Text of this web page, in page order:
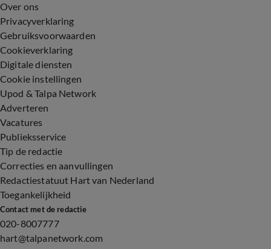
Over ons
Privacyverklaring
Gebruiksvoorwaarden
Cookieverklaring
Digitale diensten
Cookie instellingen
Upod & Talpa Network
Adverteren
Vacatures
Publieksservice
Tip de redactie
Correcties en aanvullingen
Redactiestatuut Hart van Nederland
Toegankelijkheid
Contact met de redactie
020-8007777
hart@talpanetwork.com